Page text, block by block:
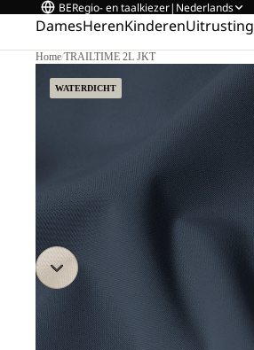
BERegio- en taalkiezer| Nederlands
DamesHerenKinderenUitrusting
Home/TRAILTIME 2L JKT
WATERDICHT